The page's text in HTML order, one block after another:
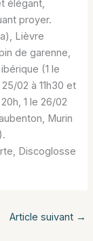
élégant,
proyer.
Lièvre
de garenne,
(1 le
02 à 11h30 et
1 le 26/02
Murin
Discoglosse
Article suivant →